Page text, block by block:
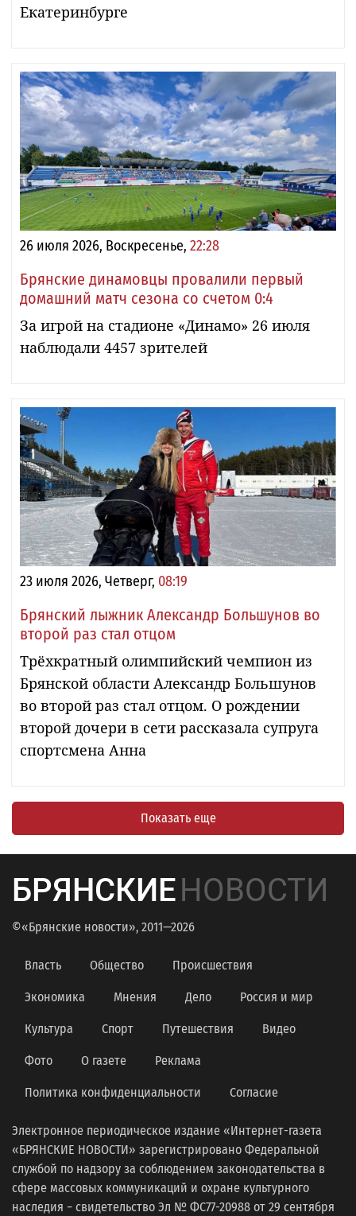
Екатеринбурге
26 июля 2026, Воскресенье, 22:28
Брянские динамовцы провалили первый
домашний матч сезона со счетом 0:4
За игрой на стадионе «Динамо» 26 июля
наблюдали 4457 зрителей
23 июля 2026, Четверг, 08:19
Брянский лыжник Александр Большунов во
второй раз стал отцом
Трёхкратный олимпийский чемпион из
Брянской области Александр Большунов
во второй раз стал отцом. О рождении
второй дочери в сети рассказала супруга
спортсмена Анна
Показать еще
БРЯНСКИЕНОВОСТИ
©«Брянские новости», 2011—2026
Власть Общество Происшествия
Экономика Мнения Дело Россия и мир
Культура Спорт Путешествия Видео
Фото О газете Реклама
Политика конфиденциальности Согласие
Электронное периодическое издание «Интернет-газета
«БРЯНСКИЕ НОВОСТИ» зарегистрировано Федеральной
службой по надзору за соблюдением законодательства в
сфере массовых коммуникаций и охране культурного
наследия − свидетельство Эл № ФС77-20988 от 29 сентября